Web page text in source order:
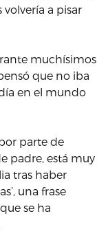
a pisar
muchísimos
que no iba
en el mundo
parte de
padre, está muy
tras haber
una frase
se ha